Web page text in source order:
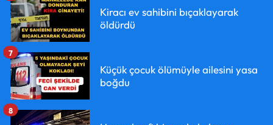
Kiracı ev sahibini bıçaklayarak
öldürdü
Küçük çocuk ölümüyle ailesini yasa
boğdu
7
8